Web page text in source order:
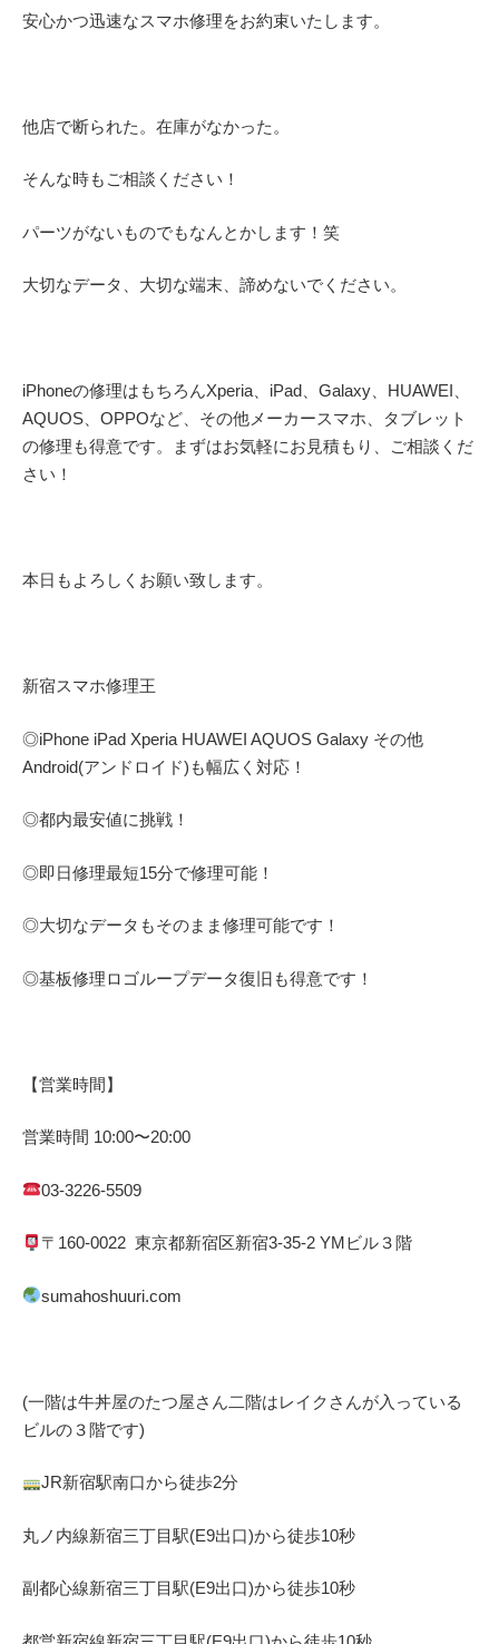
安心かつ迅速なスマホ修理をお約束いたします。
他店で断られた。在庫がなかった。
そんな時もご相談ください！
パーツがないものでもなんとかします！笑
大切なデータ、大切な端末、諦めないでください。
iPhoneの修理はもちろんXperia、iPad、Galaxy、HUAWEI、
AQUOS、OPPOなど、その他メーカースマホ、タブレット
の修理も得意です。まずはお気軽にお見積もり、ご相談くだ
さい！
本日もよろしくお願い致します。
新宿スマホ修理王
◎iPhone iPad Xperia HUAWEI AQUOS Galaxy その他
Android(アンドロイド) も幅広く対応！
◎都内最安値に挑戦！
◎即日修理最短15分で修理可能！
◎大切なデータもそのまま修理可能です！
◎基板修理ロゴループデータ復旧も得意です！
【営業時間】
営業時間 10:00〜20:00
03-3226-5509
〒 160-0022 東京都新宿区新宿3-35-2 YMビル３階
sumahoshuuri.com
(一階は牛丼屋のたつ屋さん二階はレイクさんが入っている
ビルの３階です)
JR新宿駅南口から徒歩2分
丸ノ内線新宿三丁目駅(E9出口)から徒歩10秒
副都心線新宿三丁目駅(E9出口)から徒歩10秒